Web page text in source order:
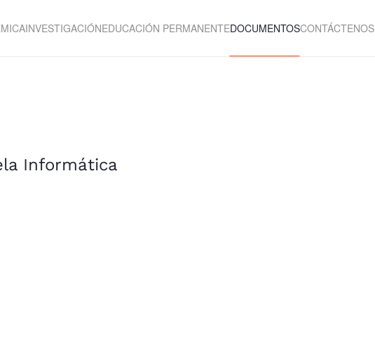
INVESTIGACIÓNEDUCACIÓN PERMANENTEDOCUMENTOSCONTÁCTENOS
Informática